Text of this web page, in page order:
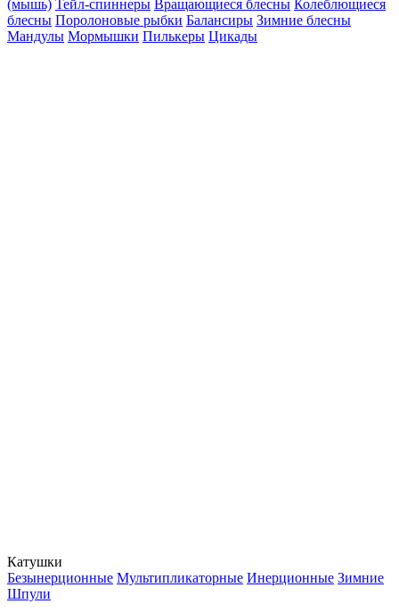
(мышь) Тейл-спиннеры Вращающиеся блесны Колеблющиеся
блесны Поролоновые рыбки Балансиры Зимние блесны
Мандулы Мормышки Пилькеры Цикады
Катушки
Безынерционные Мультипликаторные Инерционные Зимние
Шпули